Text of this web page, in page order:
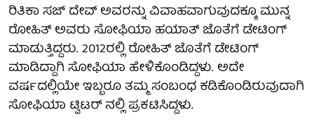
ರಿತಿಕಾ ಸಜ್ ದೇವ್ ಅವರನ್ನು ವಿವಾಹವಾಗುವುದಕ್ಕೂ ಮುನ್ನ
ರೋಹಿತ್ ಅವರು ಸೋಫಿಯಾ ಹಯಾತ್ ಜೊತೆಗೆ ಡೇಟಿಂಗ್
ಮಾಡುತ್ತಿದ್ದರು. 2012ರಲ್ಲಿ ರೋಹಿತ್ ಜೊತೆಗೆ ಡೇಟಿಂಗ್
ಮಾಡಿದ್ದಾಗಿ ಸೋಫಿಯಾ ಹೇಳಿಕೊಂಡಿದ್ದಳು. ಅದೇ
ವರ್ಷದಲ್ಲಿಯೇ ಇಬ್ಬರೂ ತಮ್ಮ ಸಂಬಂಧ ಕಡಿಕೊಂಡಿರುವುದಾಗಿ
ಸೋಫಿಯಾ ಟ್ವಿಟರ್ ನಲ್ಲಿ ಪ್ರಕಟಿಸಿದ್ದಳು.